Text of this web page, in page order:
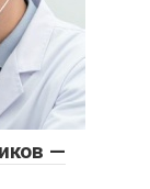
—